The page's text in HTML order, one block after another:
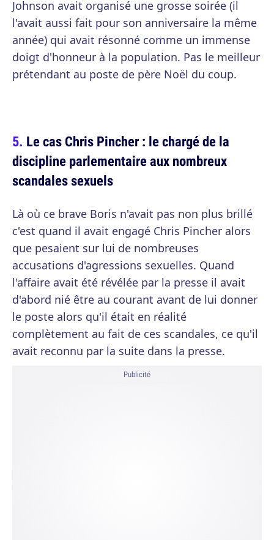
Johnson avait organisé une grosse soirée (il
l'avait aussi fait pour son anniversaire la même
année) qui avait résonné comme un immense
doigt d'honneur à la population. Pas le meilleur
prétendant au poste de père Noël du coup.
Le cas Chris Pincher : le chargé de la
discipline parlementaire aux nombreux
scandales sexuels
Là où ce brave Boris n'avait pas non plus brillé
c'est quand il avait engagé Chris Pincher alors
que pesaient sur lui de nombreuses
accusations d'agressions sexuelles. Quand
l'affaire avait été révélée par la presse il avait
d'abord nié être au courant avant de lui donner
le poste alors qu'il était en réalité
complètement au fait de ces scandales, ce qu'il
avait reconnu par la suite dans la presse.
Publicité